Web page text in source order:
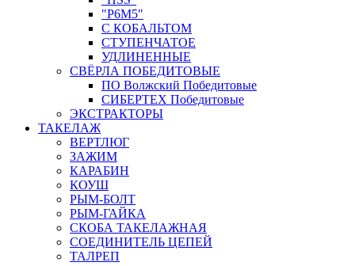
"Р6М5"
С КОБАЛЬТОМ
СТУПЕНЧАТОЕ
УДЛИНЕННЫЕ
СВЁРЛА ПОБЕДИТОВЫЕ
ПО Волжский Победитовые
СИБЕРТЕХ Победитовые
ЭКСТРАКТОРЫ
ТАКЕЛАЖ
ВЕРТЛЮГ
ЗАЖИМ
КАРАБИН
КОУШ
РЫМ-БОЛТ
РЫМ-ГАЙКА
СКОБА ТАКЕЛАЖНАЯ
СОЕДИНИТЕЛЬ ЦЕПЕЙ
ТАЛРЕП